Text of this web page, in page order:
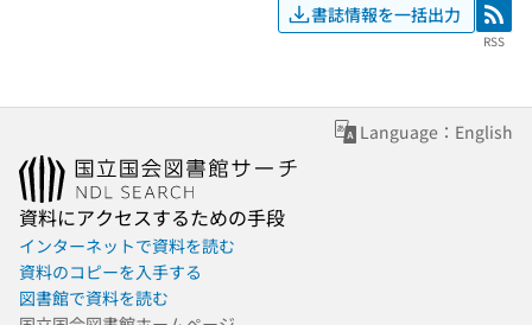
書誌情報を一括出力 RSS
RSS
Language：English
資料にアクセスするための手段
インターネットで資料を読む
資料のコピーを入手する
図書館で資料を読む